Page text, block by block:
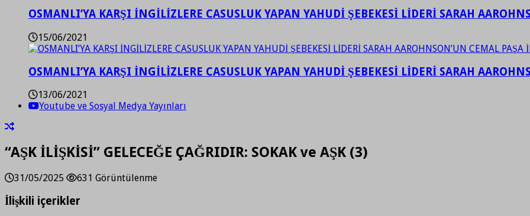
OSMANLI’YA KARŞI İNGİLİZLERE CASUSLUK YAPAN YAHUDİ ŞEBEKESİ LİDERİ SARAH
15/06/2021
OSMANLI’YA KARŞI İNGİLİZLERE CASUSLUK YAPAN YAHUDİ ŞEBEKESİ LİDERİ SARAH
13/06/2021
Youtube ve Sosyal Medya Yayınları
“AŞK İLİŞKİSİ” GELECEĞE ÇAĞRIDIR: SOKAK ve AŞK (3)
31/05/2025 631 Görüntülenme
İlişkili içerikler